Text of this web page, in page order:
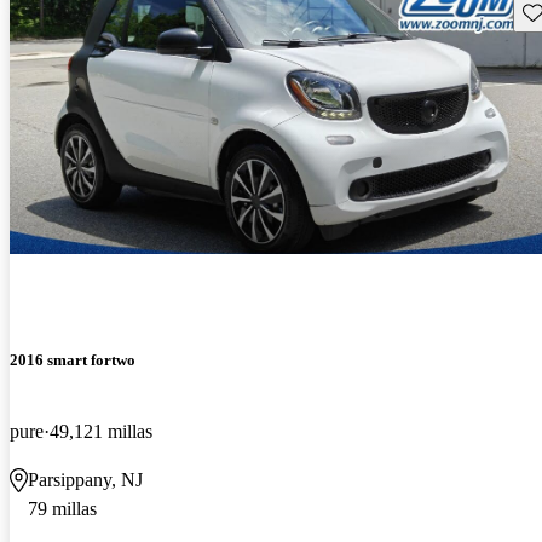
2016 smart fortwo
pure 49,121 millas
Parsippany, NJ
79 millas